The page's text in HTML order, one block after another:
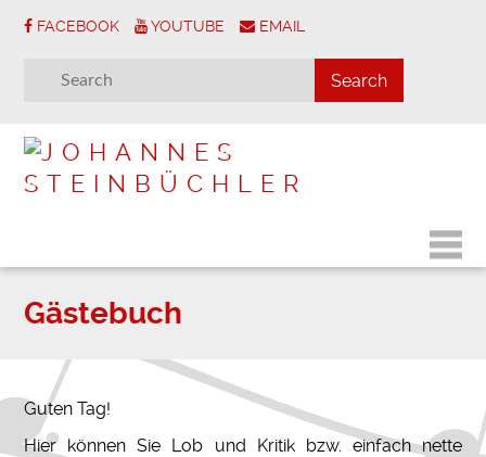
FACEBOOK YOUTUBE EMAIL
Gästebuch
Guten Tag!
Hier können Sie Lob und Kritik bzw. einfach nette